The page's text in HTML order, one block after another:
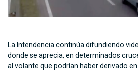
La Intendencia continúa difundiendo
donde se aprecia, en determinados
al volante que podrían haber derivado